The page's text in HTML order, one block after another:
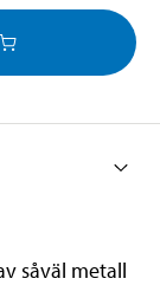
såväl metall